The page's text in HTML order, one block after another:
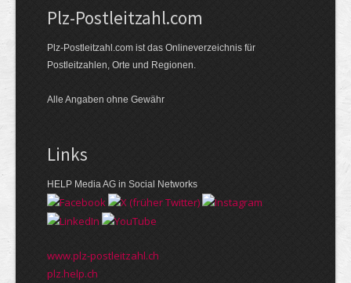
Plz-Postleitzahl.com
Plz-Postleitzahl.com ist das Onlineverzeichnis für
Postleitzahlen, Orte und Regionen.
Alle Angaben ohne Gewähr
Links
HELP Media AG in Social Networks
www.plz-postleitzahl.ch
plz.help.ch